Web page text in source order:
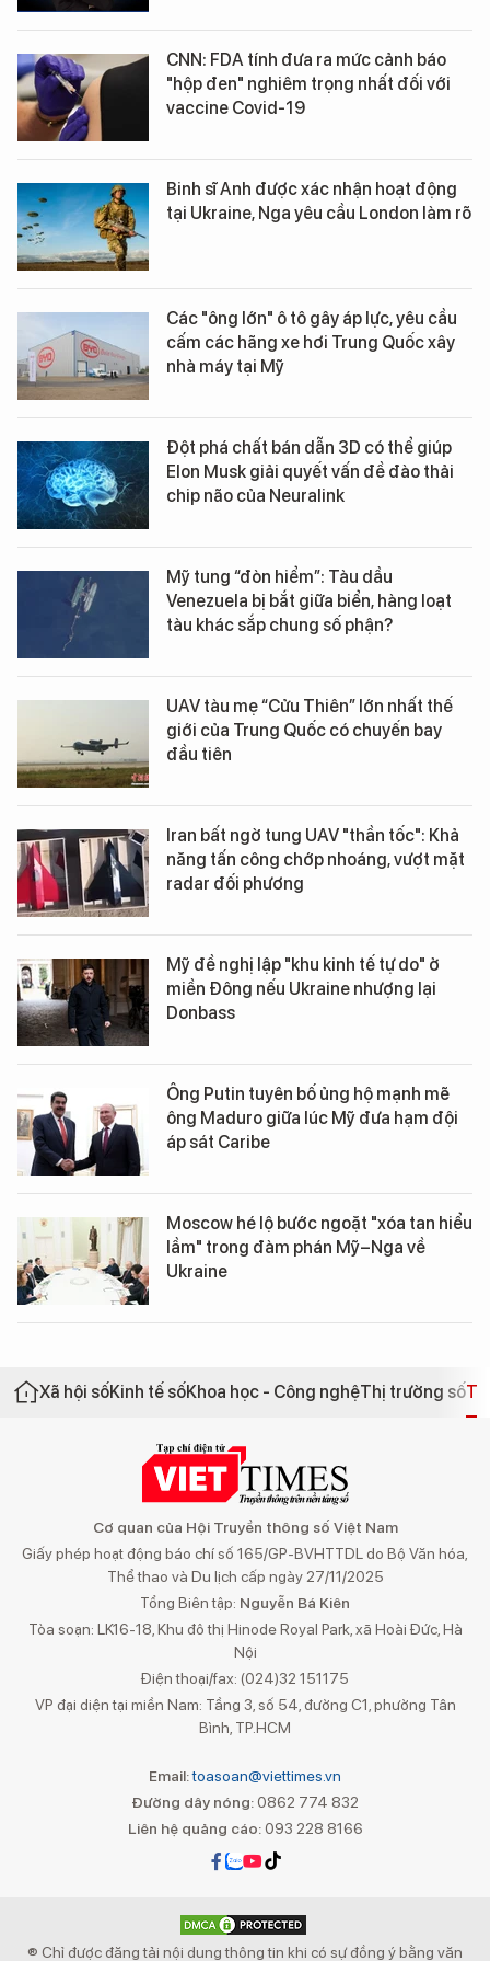
CNN: FDA tính đưa ra mức cảnh báo
"hộp đen" nghiêm trọng nhất đối với
vaccine Covid-19
Binh sĩ Anh được xác nhận hoạt động
tại Ukraine, Nga yêu cầu London làm rõ
Các "ông lớn" ô tô gây áp lực, yêu cầu
cấm các hãng xe hơi Trung Quốc xây
nhà máy tại Mỹ
Đột phá chất bán dẫn 3D có thể giúp
Elon Musk giải quyết vấn đề đào thải
chip não của Neuralink
Mỹ tung “đòn hiểm”: Tàu dầu
Venezuela bị bắt giữa biển, hàng loạt
tàu khác sắp chung số phận?
UAV tàu mẹ “Cửu Thiên” lớn nhất thế
giới của Trung Quốc có chuyến bay
đầu tiên
Iran bất ngờ tung UAV "thần tốc": Khả
năng tấn công chớp nhoáng, vượt mặt
radar đối phương
Mỹ đề nghị lập "khu kinh tế tự do" ở
miền Đông nếu Ukraine nhượng lại
Donbass
Ông Putin tuyên bố ủng hộ mạnh mẽ
ông Maduro giữa lúc Mỹ đưa hạm đội
áp sát Caribe
Moscow hé lộ bước ngoặt "xóa tan hiểu
lầm" trong đàm phán Mỹ–Nga về
Ukraine
Xã hội sốKinh tế sốKhoa học - Công nghệThị trường số
Cơ quan của Hội Truyền thông số Việt Nam
Giấy phép hoạt động báo chí số 165/GP-BVHTTDL do Bộ Văn hóa,
Thể thao và Du lịch cấp ngày 27/11/2025
Tổng Biên tập: Nguyễn Bá Kiên
Tòa soạn: LK16-18, Khu đô thị Hinode Royal Park, xã Hoài Đức, Hà
Nội
Điện thoại/fax: (024)32 151175
VP đại diện tại miền Nam: Tầng 3, số 54, đường C1, phường Tân
Bình, TP.HCM
Email:toasoan@viettimes.vn
Đường dây nóng: 0862 774 832
Liên hệ quảng cáo:093 228 8166
® Chỉ được đăng tải nội dung thông tin khi có sự đồng ý bằng văn